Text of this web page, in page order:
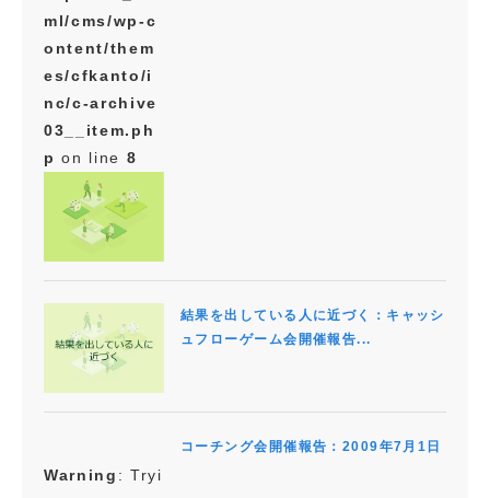
ml/cms/wp-c
ontent/them
es/cfkanto/i
nc/c-archive
03__item.ph
p on line 8
結果を出している人に近づく：キャッシ
ュフローゲーム会開催報告...
Warning : Tryi
コーチング会開催報告：2009年7月1日